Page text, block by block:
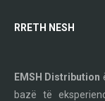
RRETH NESH
EMSH Distribution
bazë të